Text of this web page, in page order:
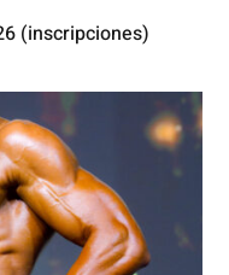
(inscripciones)